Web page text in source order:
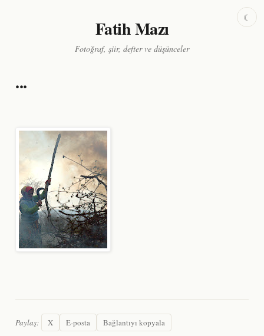
Fatih Mazı
Fotoğraf, şiir, defter ve düşünceler
...
Paylaş: X E-posta Bağlantıyı kopyala
☾